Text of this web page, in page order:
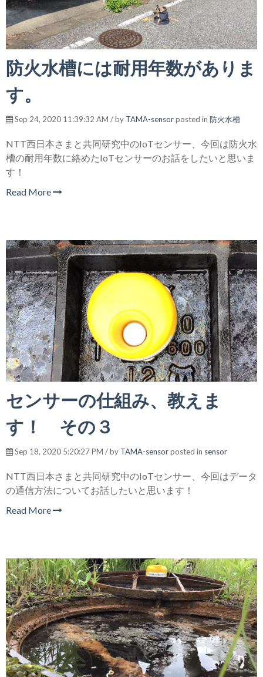
防火水槽には耐用年数がありま
す。
Sep 24, 2020 11:39:32 AM / by TAMA-sensorposted in 防火水槽
NTT西日本さまと共同研究中のIoTセンサー、今回は防火水
槽の耐用年数に絡めたIoTセンサーのお話をしたいと思いま
す！
Read More
センサーの仕組み、教えま
す！ その３
Sep 18, 2020 5:20:27 PM / by TAMA-sensorposted in sensor
NTT西日本さまと共同研究中のIoTセンサー、今回はデータ
の通信方法についてお話したいと思います！
Read More